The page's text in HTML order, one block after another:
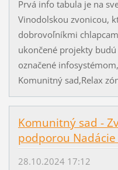
Prvá info tabula je na
Vinodolskou zvonicou,
dobrovoľníkmi
ukončené projekty
označené
Komunitný sad,Relax
Komunitný sad -
podporou Nadácie
28.10.2024 17:12